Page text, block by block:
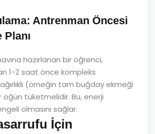
Antrenman Öncesi
hazırlanan bir öğrenci,
1-2 saat önce kompleks
(örneğin tam buğday ekmeği
tüketmelidir. Bu, enerji
olmasını sağlar.
İçin